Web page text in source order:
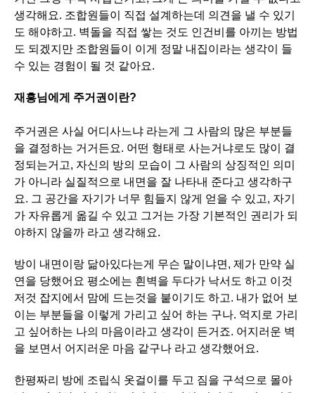
생각해요. 조합원들이 직접 설계하는데 의견을 낼 수 있기
도 해야하고. 벽돌을 직접 쌓는 것도 인건비를 아끼는 방법
도 되겠지만 조합원들이 이게 정말 내집이라는 생각이 들
수 있는 경험이 될 것 같아요.
재흥님에게 주거권이란?
주거권은 사실 어디사느냐 라는게 그 사람의 많은 부분들
을 결정하는 거거든요. 어떤 형태로 사는거냐로도 많이 결
정되는거고, 자신의 방의 모습이 그 사람의 상징적인 의미
가 아니라 실질적으로 내면을 잘 나타내 준다고 생각하구
요. 그 공간을 자기가 너무 힘들지 않게 얻을 수 있고, 자기
가 자유롭게 옮길 수 있고 그거는 가장 기본적인 권리가 되
야하지 않을까 라고 생각해요.
방이 내면이랑 닮아있다는게 무슨 말이냐면, 제가 만약 실
연을 당했어요 평소에는 흰벽을 두다가 낙서도 하고 이것
저것 잡지에서 맘에 드는것을 붙이기도 하고. 내가 없어 보
이는 부분들을 이렇게 가리고 싶어 하는 구나. 억지로 가리
고 싶어하는 나의 마음이라고 생각이 든거죠. 어지러운 벽
을 보면서 어지러운 마음 같구나 라고 생각했어요.
한평짜리 방에 조립식 옷걸이를 두고 짐을 구석으로 몰아